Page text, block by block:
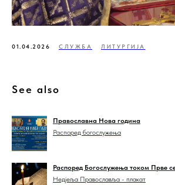
01.04.2026 СЛУЖБА ЛИТУРГИЈА
See also
Православна Нова година
Распоред богослужења
Распоред Богослужења током Прве
Недјеља Православља - плакат